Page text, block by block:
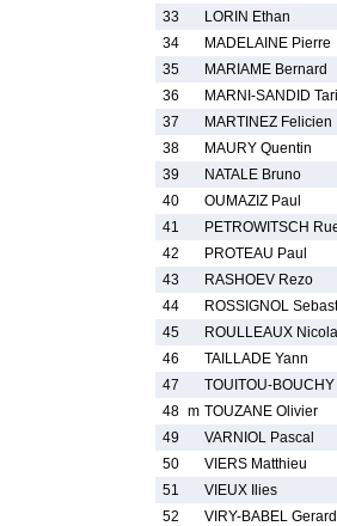
33
LORIN Ethan
34
MADELAINE Pierre
35
MARIAME Bernard
36
MARNI-SANDID
37
MARTINEZ Felicien
38
MAURY Quentin
39
NATALE Bruno
40
OUMAZIZ Paul
41
PETROWITSCH
42
PROTEAU Paul
43
RASHOEV Rezo
44
ROSSIGNOL
45
ROULLEAUX
46
TAILLADE Yann
47
TOUITOU-
48 m TOUZANE Olivier
49
VARNIOL Pascal
50
VIERS Matthieu
51
VIEUX Ilies
52
VIRY-BABEL Gerard